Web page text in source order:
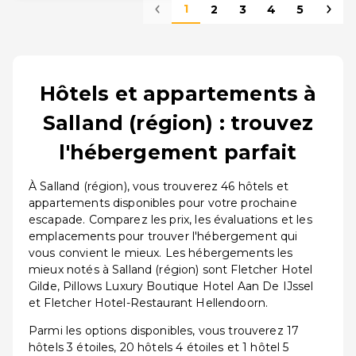
1 2 3 4 5
Hôtels et appartements à
Salland (région) : trouvez
l'hébergement parfait
À Salland (région), vous trouverez 46 hôtels et
appartements disponibles pour votre prochaine
escapade. Comparez les prix, les évaluations et les
emplacements pour trouver l'hébergement qui
vous convient le mieux. Les hébergements les
mieux notés à Salland (région) sont Fletcher Hotel
Gilde, Pillows Luxury Boutique Hotel Aan De IJssel
et Fletcher Hotel-Restaurant Hellendoorn.
Parmi les options disponibles, vous trouverez 17
hôtels 3 étoiles, 20 hôtels 4 étoiles et 1 hôtel 5